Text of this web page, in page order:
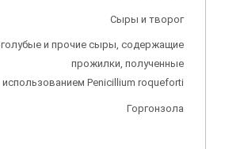
Сыры и творог
голубые и прочие сыры, содержащие
прожилки, полученные
использованием Penicillium roqueforti
Горгонзола